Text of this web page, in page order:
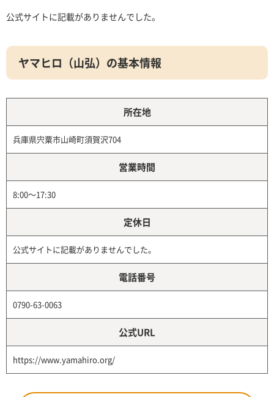
公式サイトに記載がありませんでした。
ヤマヒロ（山弘）の基本情報
所在地
兵庫県宍粟市山崎町須賀沢704
営業時間
8:00～17:30
定休日
公式サイトに記載がありませんでした。
電話番号
0790-63-0063
公式URL
https://www.yamahiro.org/